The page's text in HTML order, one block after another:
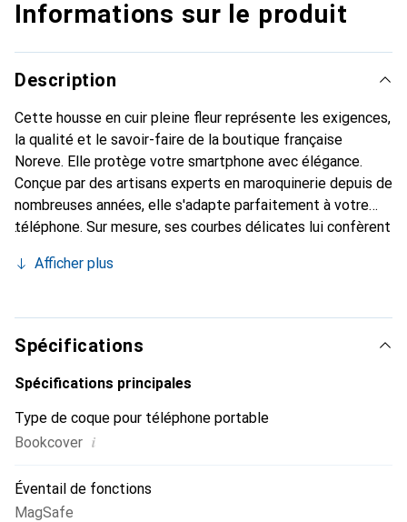
Informations sur le produit
Description
Cette housse en cuir pleine fleur représente les exigences,
la qualité et le savoir-faire de la boutique française
Noreve. Elle protège votre smartphone avec élégance.
Conçue par des artisans experts en maroquinerie depuis de
nombreuses années, elle s'adapte parfaitement à votre
téléphone. Sur mesure, ses courbes délicates lui confèrent
et indispensable de votre smartphone. Reconnaître
marque Noreve est un choix sûr pour une clientèle
exigeante.
Afficher plus
Spécifications
Spécifications principales
Type de coque pour téléphone portable
Bookcover i
Éventail de fonctions
MagSafe